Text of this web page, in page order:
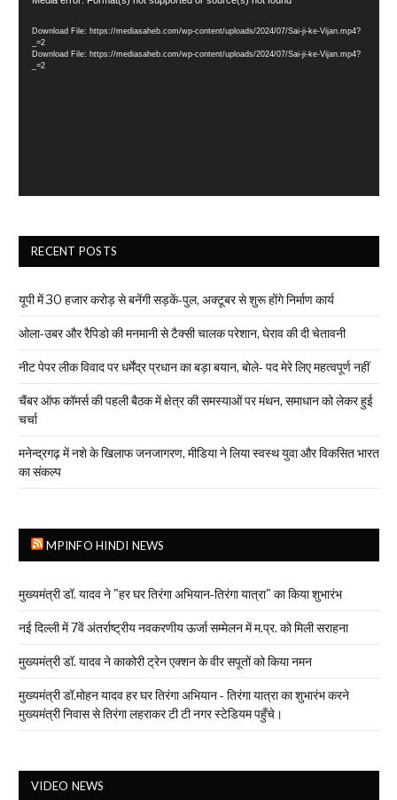
Download File: https://mediasaheb.com/wp-content/uploads/2024/07/Sai-ji-ke-Vijan.mp4?
_=2
Download File: https://mediasaheb.com/wp-content/uploads/2024/07/Sai-ji-ke-Vijan.mp4?
_=2
RECENT POSTS
यूपी में 30 हजार करोड़ से बनेंगी सड़कें-पुल, अक्टूबर से शुरू होंगे निर्माण कार्य
ओला-उबर और रैपिडो की मनमानी से टैक्सी चालक परेशान, घेराव की दी चेतावनी
नीट पेपर लीक विवाद पर धर्मेंद्र प्रधान का बड़ा बयान, बोले- पद मेरे लिए महत्वपूर्ण नहीं
चैंबर ऑफ कॉमर्स की पहली बैठक में क्षेत्र की समस्याओं पर मंथन, समाधान को लेकर हुई
चर्चा
मनेन्द्रगढ़ में नशे के खिलाफ जनजागरण, मीडिया ने लिया स्वस्थ युवा और विकसित भारत
का संकल्प
MPINFO HINDI NEWS
मुख्यमंत्री डॉ. यादव ने "हर घर तिरंगा अभियान-तिरंगा यात्रा" का किया शुभारंभ
नई दिल्ली में 7वें अंतर्राष्ट्रीय नवकरणीय ऊर्जा सम्मेलन में म.प्र. को मिली सराहना
मुख्यमंत्री डॉ. यादव ने काकोरी ट्रेन एक्शन के वीर सपूतों को किया नमन
मुख्यमंत्री डॉ.मोहन यादव हर घर तिरंगा अभियान - तिरंगा यात्रा का शुभारंभ करने
मुख्यमंत्री निवास से तिरंगा लहराकर टी टी नगर स्टेडियम पहुँचे।
VIDEO NEWS